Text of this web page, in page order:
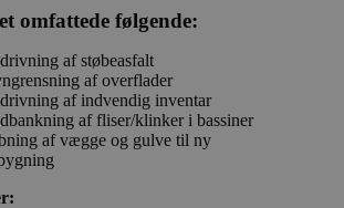
omfattede følgende:
af støbeasfalt
af overflader
af indvendig inventar
af fliser/klinker i bassiner
af vægge og gulve til ny